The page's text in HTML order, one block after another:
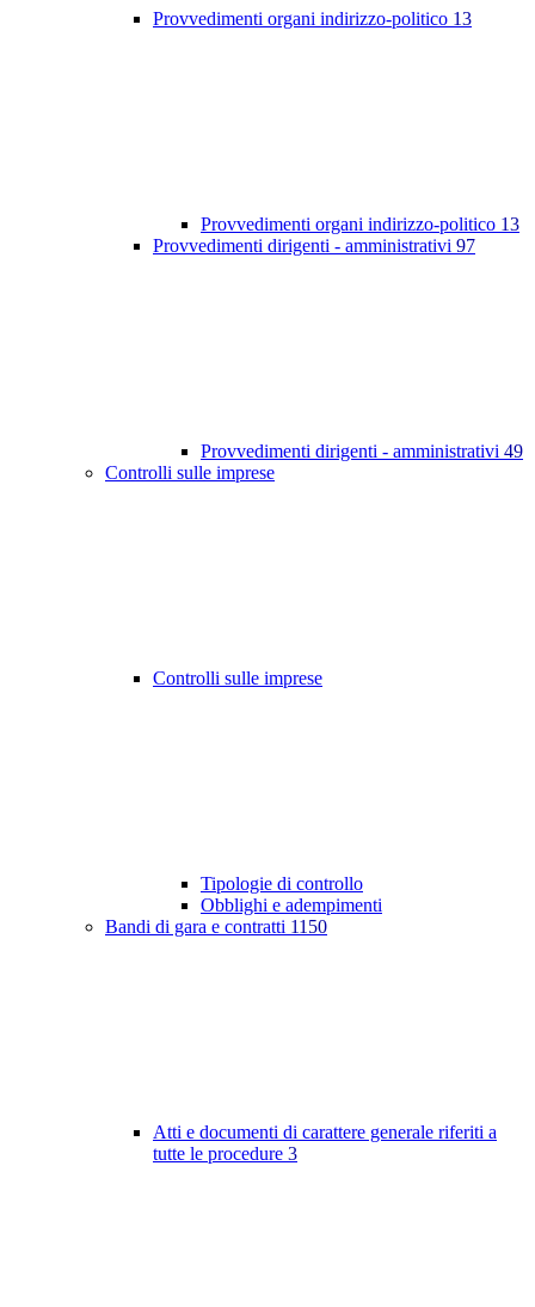
Provvedimenti organi indirizzo-politico 13
Provvedimenti organi indirizzo-politico 13
Provvedimenti dirigenti - amministrativi 97
Provvedimenti dirigenti - amministrativi 49
Controlli sulle imprese
Controlli sulle imprese
Tipologie di controllo
Obblighi e adempimenti
Bandi di gara e contratti 1150
Atti e documenti di carattere generale riferiti a
tutte le procedure 3